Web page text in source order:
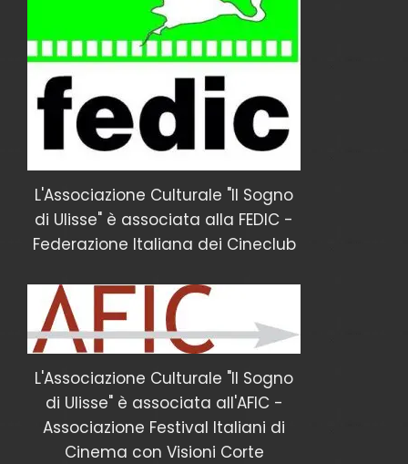
L'Associazione Culturale "Il Sogno
di Ulisse" è associata alla FEDIC -
Federazione Italiana dei Cineclub
L'Associazione Culturale "Il Sogno
di Ulisse" è associata all'AFIC -
Associazione Festival Italiani di
Cinema con Visioni Corte